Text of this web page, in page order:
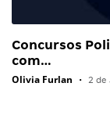
Concursos
com…
Olivia Furlan • 2 de